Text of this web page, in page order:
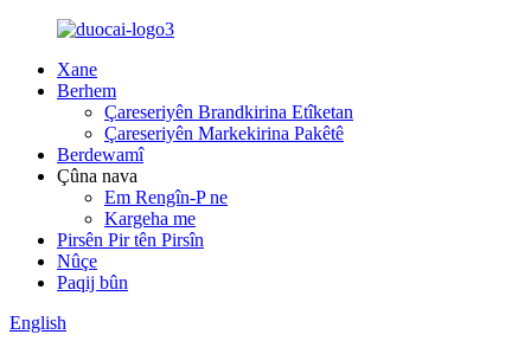
Xane
Berhem
Çareseriyên Brandkirina Etîketan
Çareseriyên Markekirina Pakêtê
Berdewamî
Çûna nava
Em Rengîn-P ne
Kargeha me
Pirsên Pir tên Pirsîn
Nûçe
Paqij bûn
English